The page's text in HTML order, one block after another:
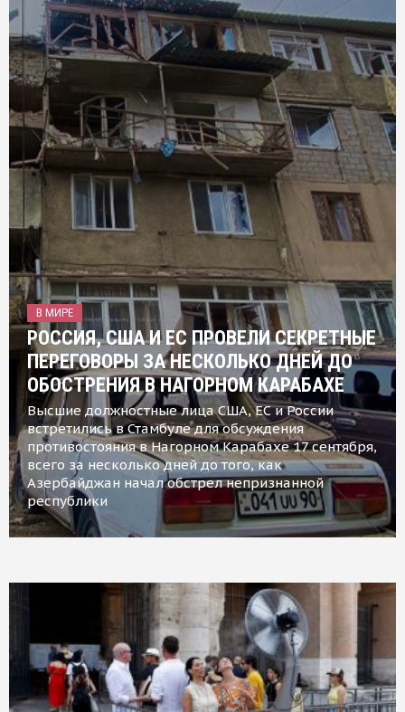
В МИРЕ
РОССИЯ, США И ЕС ПРОВЕЛИ СЕКРЕТНЫЕ
ПЕРЕГОВОРЫ ЗА НЕСКОЛЬКО ДНЕЙ ДО
ОБОСТРЕНИЯ В НАГОРНОМ КАРАБАХЕ
Высшие должностные лица США, ЕС и России
встретились в Стамбуле для обсуждения
противостояния в Нагорном Карабахе 17 сентября,
всего за несколько дней до того, как
Азербайджан начал обстрел непризнанной
республики